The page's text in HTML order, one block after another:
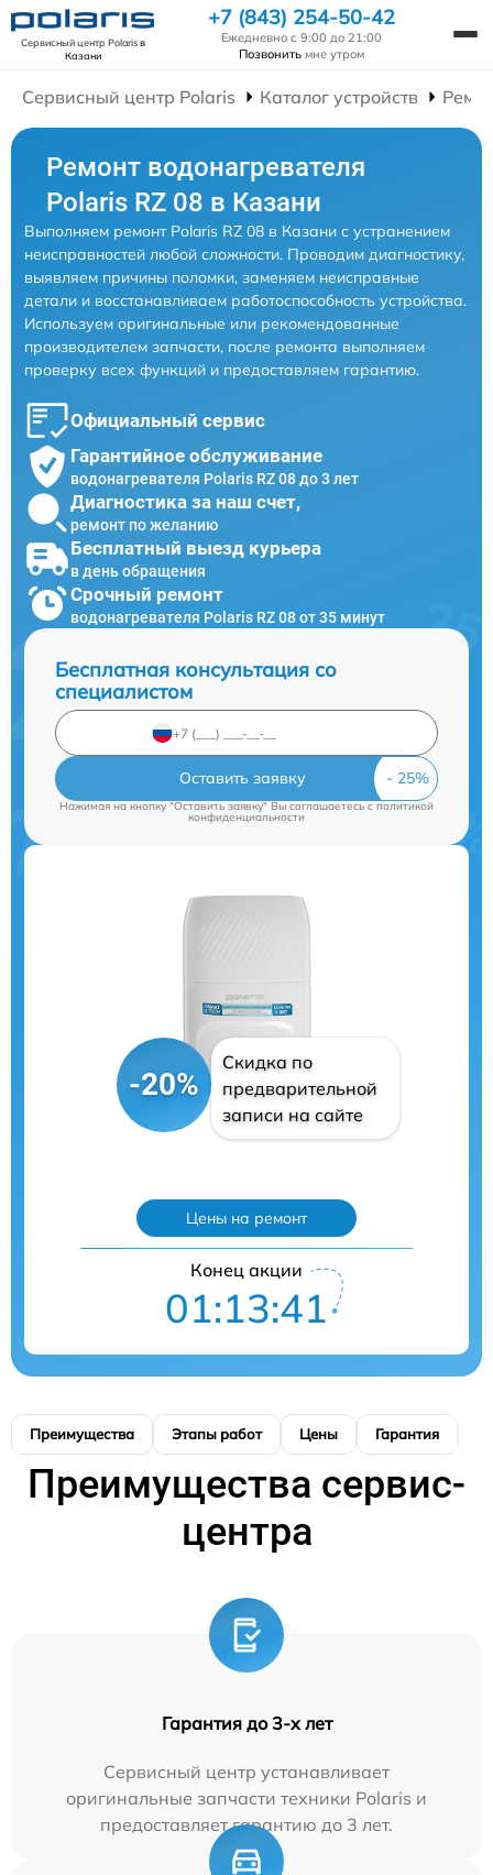
Сервисный центр Polarisв
Казани
+7 (843) 254-50-42
Ежедневно с 9:00 до 21:00
Позвонить мне утром
Сервисный центр Polaris Каталог устройств
Ремонт водонагревателя
Polaris RZ 08 в Казани
Выполняем ремонт Polaris RZ 08 в Казани с устранением
неисправностей любой сложности. Проводим диагностику,
выявляем причины поломки, заменяем неисправные
детали и восстанавливаем работоспособность устройства.
Используем оригинальные или рекомендованные
производителем запчасти, после ремонта выполняем
проверку всех функций и предоставляем гарантию.
Официальный сервис
Гарантийное обслуживание
водонагревателя Polaris RZ 08 до 3 лет
Диагностика за наш счет,
ремонт по желанию
Бесплатный выезд курьера
в день обращения
Срочный ремонт
водонагревателя Polaris RZ 08 от 35 минут
Бесплатная консультация со
специалистом
Оставить заявку
Нажимая на кнопку "Оставить заявку" Вы соглашаетесь cполитикой
конфиденциальности
-20%
Скидка по
предварительной
записи на сайте
Цены на ремонт
Конец акции
01:13:40
Преимущества Этапы работ Цены Гарантия
Преимущества сервис-
центра
Гарантия до 3-х лет
Сервисный центр устанавливает
оригинальные запчасти техники Polaris и
предоставляет гарантию до 3 лет.